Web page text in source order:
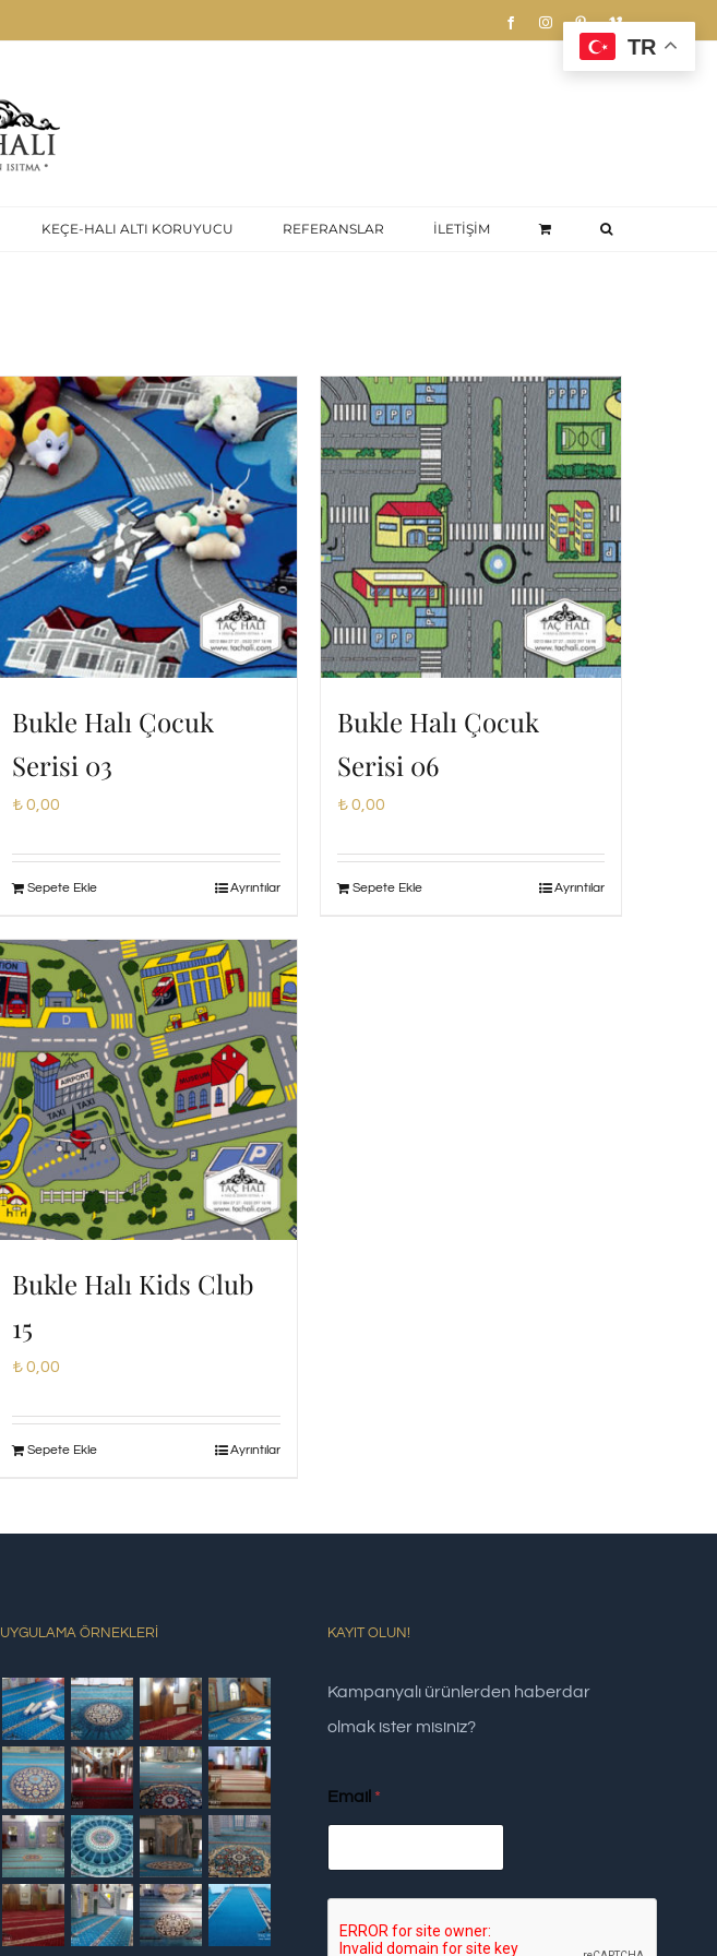
FacebookInstagramPinterestVimeo
KEÇE-HALI ALTI KORUYUCU REFERANSLAR İLETİŞİM
Bukle Halı Çocuk
Serisi 03
₺0,00
Sepete Ekle Ayrıntılar
Bukle Halı Çocuk
Serisi 06
₺0,00
Sepete Ekle Ayrıntılar
Bukle Halı Kids Club
15
₺0,00
Sepete Ekle Ayrıntılar
UYGULAMA ÖRNEKLERİ KAYIT OLUN!
Kampanyalı ürünlerden haberdar
olmak ister misiniz?
Email *
TR